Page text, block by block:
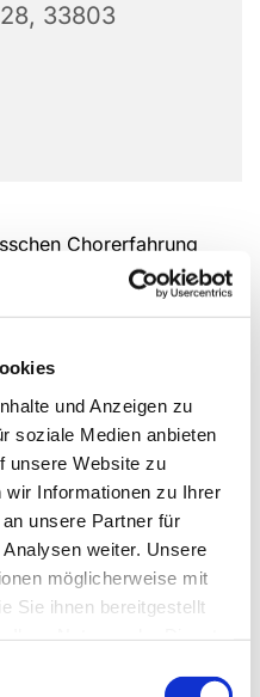
und Anzeigen zu
soziale Medien anbieten
unsere Website zu
wir Informationen zu Ihrer
unsere Partner für
weiter. Unsere
möglicherweise mit
Sie ihnen bereitgestellt
33803
Chorerfahrung
bei der Kantorei
Das Repertoire
Schütz,
Alters singen
Gottesdiensten und bei